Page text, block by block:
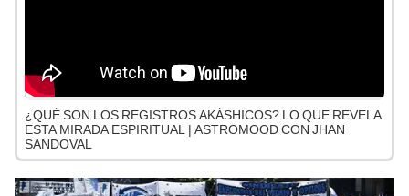
¿QUÉ SON LOS REGISTROS AKÁSHICOS? LO QUE REVELA
ESTA MIRADA ESPIRITUAL | ASTROMOOD CON JHAN
SANDOVAL